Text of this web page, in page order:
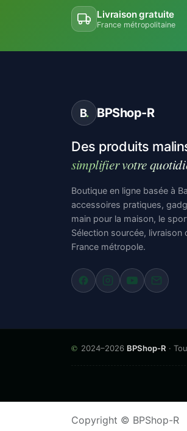
Livraison gratuite
France métropolitaine
B. BPShop-R
Des produits
simplifier votre
Boutique en ligne basée à
accessoires pratiques,
main pour la maison, le
Sélection sourcée,
France métropole.
© 2024–2026 BPShop-R ·
Copyright © BPShop-R